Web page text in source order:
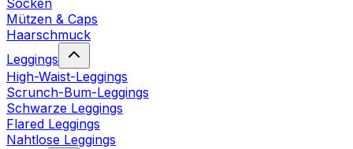
Socken
Mützen & Caps
Haarschmuck
Leggings
High-Waist-Leggings
Scrunch-Bum-Leggings
Schwarze Leggings
Flared Leggings
Nahtlose Leggings